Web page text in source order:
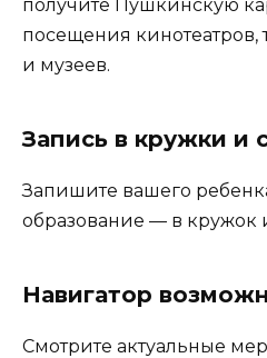
получите Пушкинскую
посещения кинотеатров,
и музеев.
Запись в кружки и
Запишите вашего
образование — в кружок
Навигатор
Смотрите актуальные